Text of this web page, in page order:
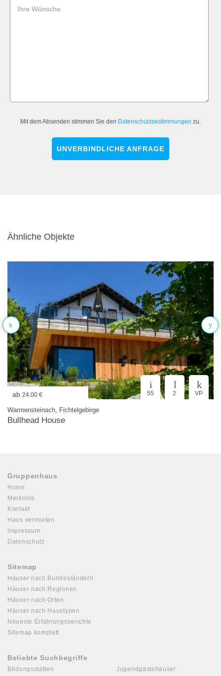
Ihre Wünsche
Mit dem Absenden stimmen Sie den Datenschutzbestimmungen zu.
UNVERBINDLICHE ANFRAGE
Ähnliche Objekte
ab 24.00 € 55 2 VP
Warmensteinach, Fichtelgebirge
Bullhead House
Gruppenhaus
Home
Merkliste
Kontakt
Haus vermieten
Impressum
Datenschutz
Sitemap
Häuser nach Bundesländern
Häuser nach Regionen
Häuser nach Orten
Häuser nach Haustypen
Neueste Erfahrungsberichte
Sitemap komplett
Beliebte Suchbegriffe
Bildungsstätten Jugendgästehäuser